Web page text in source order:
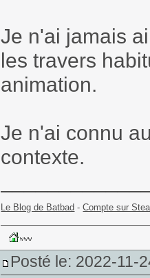
Je n'ai jamais
les travers
animation.
Je n'ai connu
contexte.
Le Blog de Batbad -Compte sur
Posté le: 2022-11-